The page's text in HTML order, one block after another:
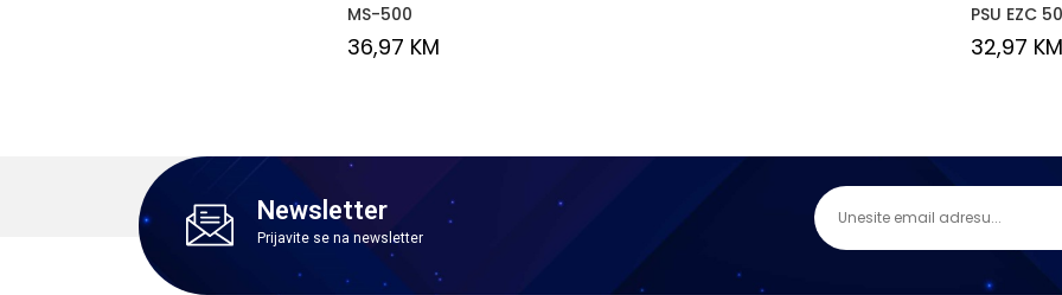
MS-500
36,97 KM
PSU EZC
32,97 KM
Newsletter
Prijavite se na newsletter